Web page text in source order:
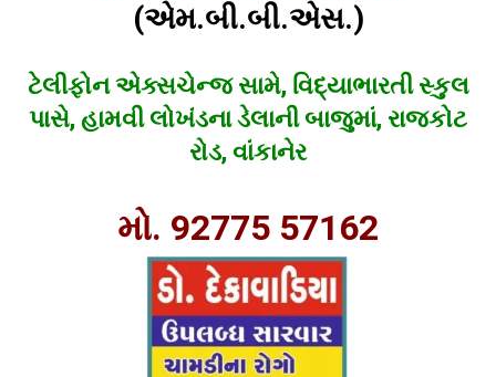
(એમ.બી.બી.એસ.)
ટેલીફોન એક્સચેન્જ સામે, વિદ્યાભારતી સ્કુલ
પાસે, હામવી લોખંડના ડેલાની બાજુમાં, રાજકોટ
રોડ, વાંકાનેર
મો. 92775 57162